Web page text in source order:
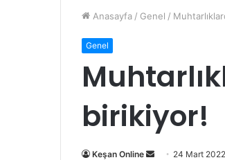
Anasayfa / Genel /
Genel
birikiyor!
Keşan Online
Bir
24 Mart 2022